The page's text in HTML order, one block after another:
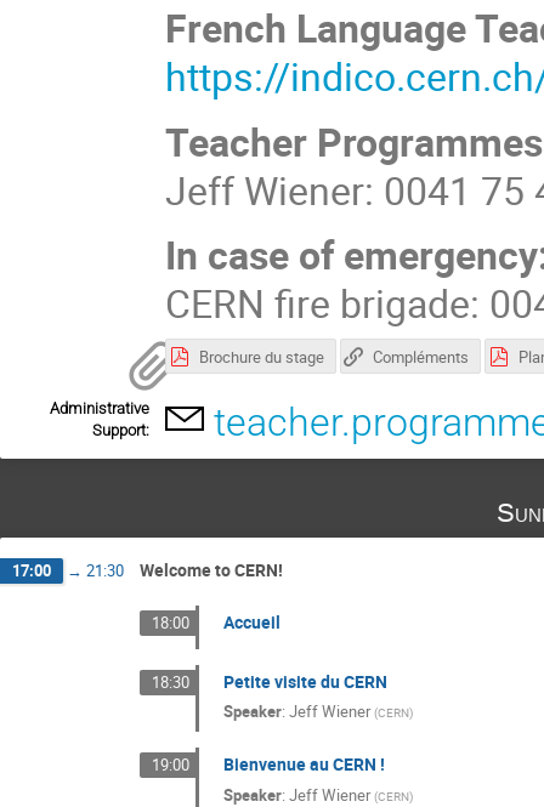
French Language
https://
Teacher
Jeff Wiener: 0041 75
In case of
CERN fire brigade:
Brochure du stage Compléments
Administrative
Support:
17:00 → 21:30 Welcome to CERN!
18:00 Accueil
18:30 Petite visite du CERN
Speaker: Jeff Wiener (CERN)
19:00 Bienvenue au CERN !
Speaker: Jeff Wiener (CERN)